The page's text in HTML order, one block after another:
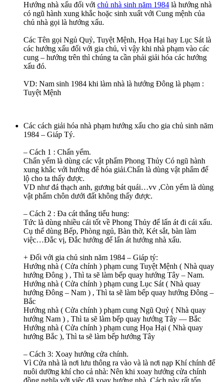
Hướng nhà xấu đối với chủ nhà sinh năm 1984 là hướng nhà
có ngũ hành xung khắc hoặc sinh xuất với Cung mệnh của
chủ nhà gọi là hướng xấu.
Các Tên gọi Ngủ Quỷ, Tuyệt Mệnh, Họa Hại hay Lục Sát là
các hướng xấu đối với gia chủ, vì vậy khi nhà phạm vào các
cung – hướng trên thì chúng ta cần phải giải hóa các hướng
xấu đó.
VD: Nam sinh 1984 khi làm nhà là hướng Đông là phạm :
Tuyệt Mệnh
C ác cách giải hóa nhà phạm hướng xấu cho gia chủ sinh năm
1984 – Giáp Tý.
– Cách 1 : Chấn yểm.
Chấn yểm là dùng các vật phẩm Phong Thủy Có ngũ hành
xung khắc với hướng để hóa giải.Chấn là dùng vật phẩm để
lộ cho ta thấy được.
VD như đá thạch anh, gương bát quái…vv ,Còn yểm là dùng
vật phẩm chôn dưới đất không thấy được.
– Cách 2 : Đa cát thắng tiểu hung:
Tức là dùng nhiều cái tốt về Phong Thủy để lấn át đi cái xấu.
Cụ thể dùng Bếp, Phòng ngủ, Bàn thờ, Két sắt, bàn làm
việc…Đắc vị, Đắc hướng để lấn át hướng nhà xấu.
+ Đối với gia chủ sinh năm 1984 – Giáp tý:
Hướng nhà ( Cửa chính ) phạm cung Tuyệt Mệnh ( Nhà quay
hướng Đông ) , Thì ta sẽ làm bếp quay hướng Tây – Nam.
Hướng nhà ( Cửa chính ) phạm cung Lục Sát ( Nhà quay
hướng Đông – Nam ) , Thì ta sẽ làm bếp quay hướng Đông –
Bắc
Hướng nhà ( Cửa chính ) phạm cung Ngũ Quỷ ( Nhà quay
hướng Nam ) , Thì ta sẽ làm bếp quay hướng Tây — Bắc
Hướng nhà ( Cửa chính ) phạm cung Họa Hại ( Nhà quay
hướng Bắc ), Thì ta sẽ làm bếp hướng Tây
– Cách 3: Xoay hướng cửa chính.
Vì Cửa nhà là nơi lưu thông ra vào và là nơi nạp Khí chính để
nuôi dưỡng khí cho cả nhà: Nên khi xoay hướng cửa chính